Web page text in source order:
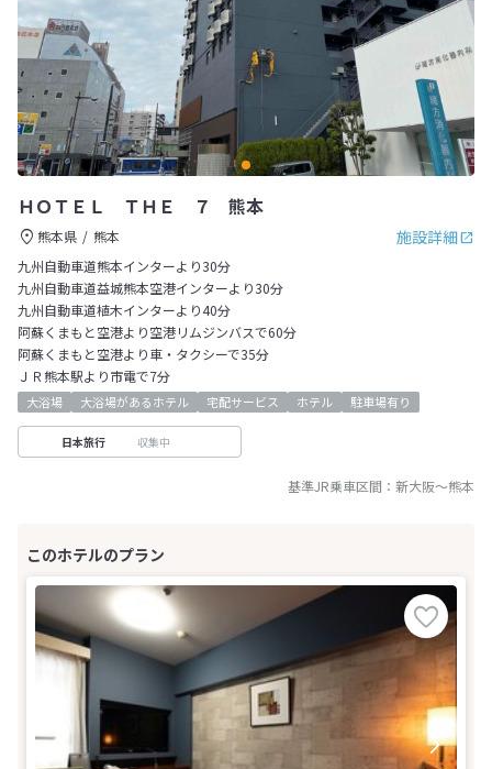
ＨＯＴＥＬ ＴＨＥ ７ 熊本
施設詳細
熊本県
熊本
九州自動車道熊本インターより30分
九州自動車道益城熊本空港インターより30分
九州自動車道植木インターより40分
阿蘇くまもと空港より空港リムジンバスで60分
阿蘇くまもと空港より車・タクシーで35分
ＪＲ熊本駅より市電で7分
大浴場 大浴場があるホテル 宅配サービス ホテル 駐車場有り
日本旅行 収集中
基準JR乗車区間： 新大阪～熊本